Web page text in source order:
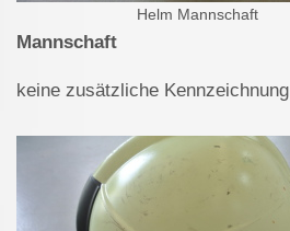
Helm Mannschaft
Mannschaft
keine zusätzliche Kennzeichnung